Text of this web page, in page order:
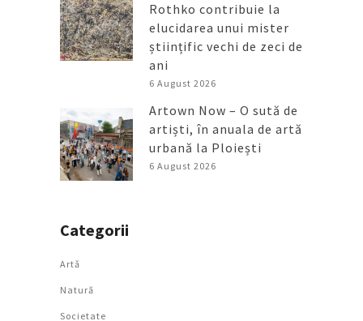
Rothko contribuie la
elucidarea unui mister
științific vechi de zeci de
ani
6 August 2026
Artown Now – O sută de
artiști, în anuala de artă
urbană la Ploiești
6 August 2026
Categorii
Artǎ
Natură
Societate